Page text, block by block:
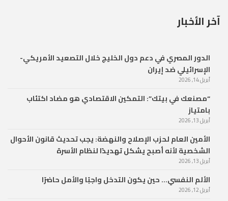
آخر الأخبار
الدور المصري في دعم دول الخليج خلال التصعيد الأمريكي-
الإسرائيلي ضد إيران
أبريل 14, 2026
“مصنعك في بيتك”: التمكين الاقتصادي هو مضاد اكتئاب
بامتياز
أبريل 13, 2026
الأمين العام لحزب الإصلاح والنهضة: يجب تحديث قانون الأحوال
الشخصية لأنه أصبح يشكل تهديدًا لنظام الأسرة
أبريل 13, 2026
الألم النفسي… حين يكون التدخل واجبًا والأمل حاضرًا
أبريل 12, 2026